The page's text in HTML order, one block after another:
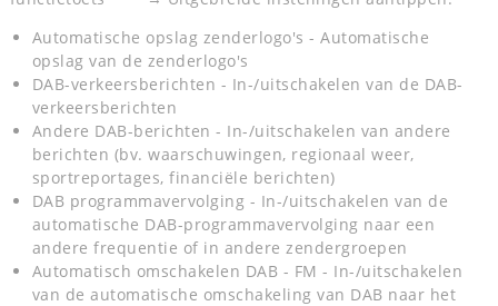
Automatische opslag zenderlogo's - Automatische
opslag van de zenderlogo's
DAB-verkeersberichten - In-/uitschakelen van de DAB-
verkeersberichten
Andere DAB-berichten - In-/uitschakelen van andere
berichten (bv. waarschuwingen, regionaal weer,
sportreportages, financiële berichten)
DAB programmavervolging - In-/uitschakelen van de
automatische DAB-programmavervolging naar een
andere frequentie of in andere zendergroepen
Automatisch omschakelen DAB - FM - In-/uitschakelen
van de automatische omschakeling van DAB naar het